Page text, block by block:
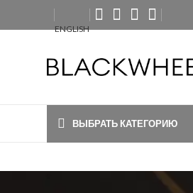
ENGLISH
ВЫБРАТЬ КАТЕГОРИЮ